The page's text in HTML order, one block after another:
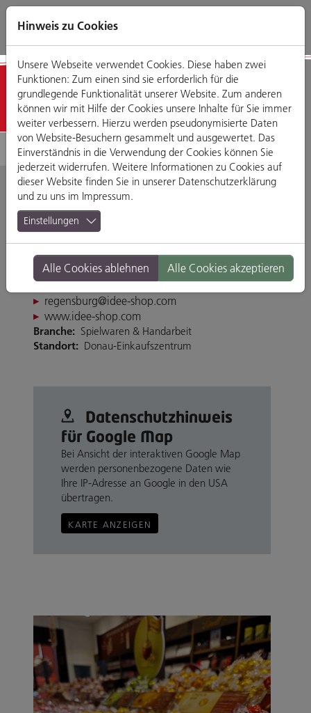
Direkt
zum
Zum
Hauptmenü
Zum
Footermenü
Zur
Website-
Detailansicht
idee. Creativmarkt
Weichser Weg 5, 93059 Regensburg
Tel. 0941-78447912
Fax 0941-78447913
regensburg@idee-shop.com
www.idee-shop.com
Branche: Spielwaren & Handarbeit
Standort: Donau-Einkaufszentrum
Datenschutz­hinweis
für Google Map
Bei Ansicht der interaktiven Google Map
werden personenbezogene Daten wie
Ihre IP-Adresse an Google in den USA
übertragen.
KARTE ANZEIGEN
Hinweis zu Cookies
Unsere Webseite verwendet Cookies. Diese haben zwei
Funktionen: Zum einen sind sie erforderlich für die
grundlegende Funktionalität unserer Website. Zum anderen
können wir mit Hilfe der Cookies unsere Inhalte für Sie immer
weiter verbessern. Hierzu werden pseudonymisierte Daten
von Website-Besuchern gesammelt und ausgewertet. Das
Einverständnis in die Verwendung der Cookies können Sie
jederzeit widerrufen. Weitere Informationen zu Cookies auf
dieser Website finden Sie in unserer Datenschutzerklärung
und zu uns im Impressum.
Einstellungen
Alle Cookies ablehnen Alle Cookies akzeptieren